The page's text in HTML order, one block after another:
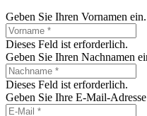
Geben Sie Ihren Vornamen ein.
Dieses Feld ist erforderlich.
Geben Sie Ihren Nachnamen
Dieses Feld ist erforderlich.
Geben Sie Ihre E-Mail-